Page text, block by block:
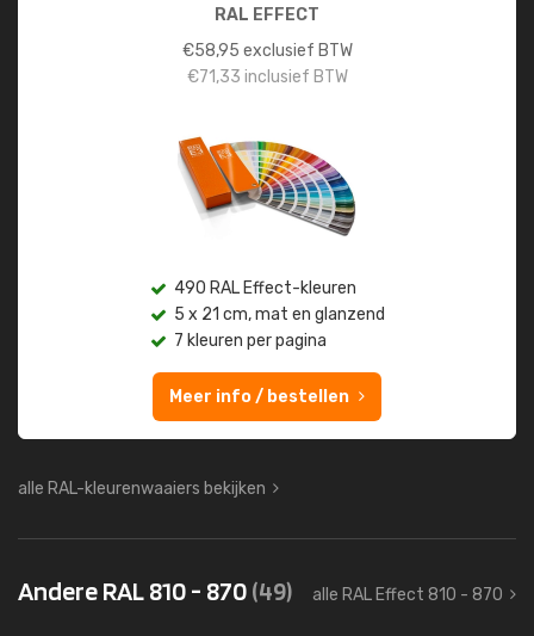
RAL EFFECT
€58,95 exclusief BTW
€71,33 inclusief BTW
490 RAL Effect-kleuren
5 x 21 cm, mat en glanzend
7 kleuren per pagina
Meer info / bestellen
alle RAL-kleurenwaaiers bekijken
Andere RAL 810 - 870(49) alle RAL Effect 810 - 870